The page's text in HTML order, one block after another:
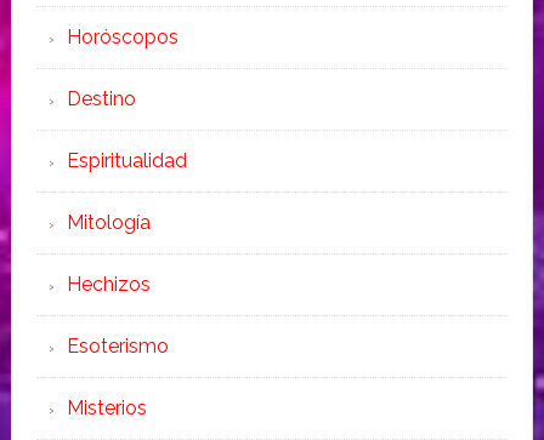
Horóscopos
Destino
Espiritualidad
Mitología
Hechizos
Esoterismo
Misterios